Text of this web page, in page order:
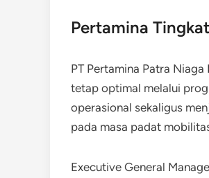
Pertamina
PT Pertamina Patra
tetap optimal melalui
operasional sekaligus
pada masa padat
Executive General